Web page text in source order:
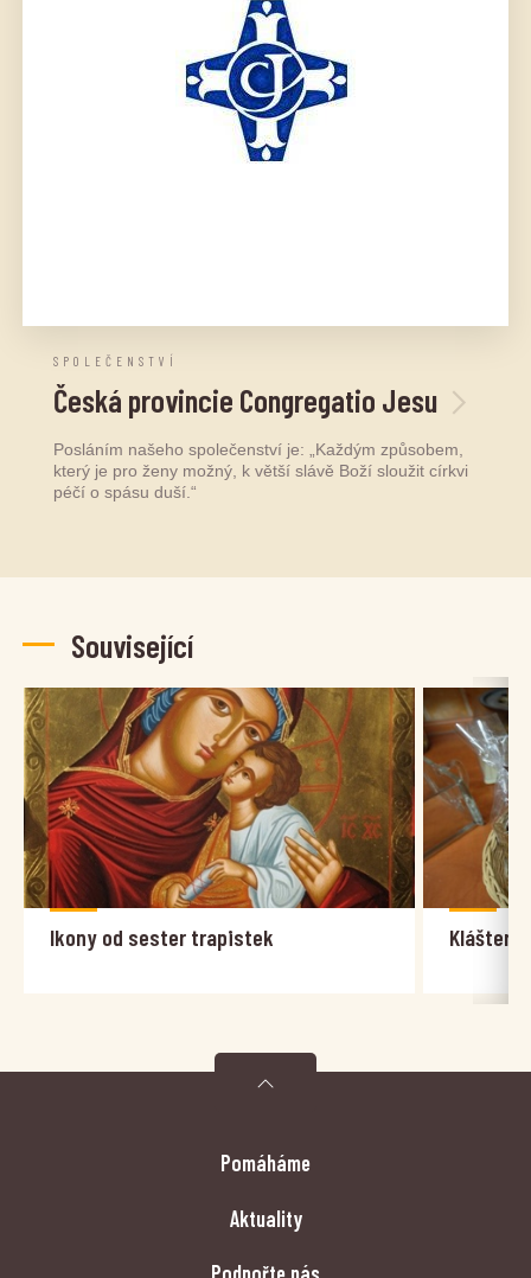
SPOLEČENSTVÍ
Česká provincie Congregatio Jesu
Posláním našeho společenství je: „Každým způsobem,
který je pro ženy možný, k větší slávě Boží sloužit církvi
péčí o spásu duší.“
Související
Ikony od sester trapistek
Pomáháme
Aktuality